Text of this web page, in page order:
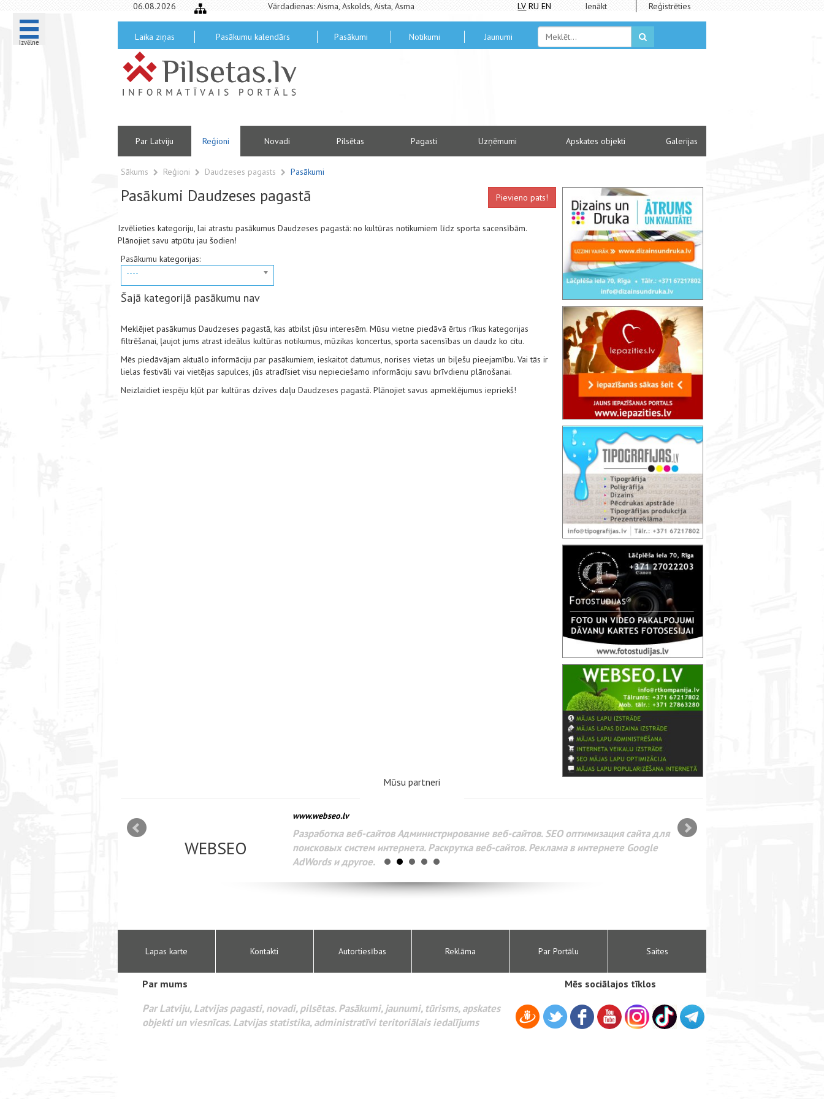
Izvēlne
06.08.2026 Vārdadienas: Aisma, Askolds, Aista, Asma LV RU EN Ienākt Reģistrēties
Laika ziņas Pasākumu kalendārs Pasākumi Notikumi Jaunumi
Par Latviju Reģioni Novadi Pilsētas Pagasti Uzņēmumi Apskates objekti Galerijas
Sākums Reģioni Daudzeses pagasts Pasākumi
Pasākumi Daudzeses pagastā Pievieno pats!
Izvēlieties kategoriju, lai atrastu pasākumus Daudzeses pagastā: no kultūras notikumiem līdz sporta sacensībām.
Plānojiet savu atpūtu jau šodien!
Pasākumu kategorijas:
----
Šajā kategorijā pasākumu nav
Meklējiet pasākumus Daudzeses pagastā, kas atbilst jūsu interesēm. Mūsu vietne piedāvā ērtus rīkus kategorijas
filtrēšanai, ļaujot jums atrast ideālus kultūras notikumus, mūzikas koncertus, sporta sacensības un daudz ko citu.
Mēs piedāvājam aktuālo informāciju par pasākumiem, ieskaitot datumus, norises vietas un biļešu pieejamību. Vai tās ir
lielas festivāli vai vietējas sapulces, jūs atradīsiet visu nepieciešamo informāciju savu brīvdienu plānošanai.
Neizlaidiet iespēju kļūt par kultūras dzīves daļu Daudzeses pagastā. Plānojiet savus apmeklējumus iepriekš!
Mūsu partneri
WEBSEO
www.webseo.lv
Разработка веб-сайтов Администрирование веб-сайтов. SEO оптимизация сайта для
поисковых систем интернета. Раскрутка веб-сайтов. Реклама в интернете Google
AdWords и другое.
Lapas karte Kontakti Autortiesības Reklāma Par Portālu Saites
Par mums
Par Latviju, Latvijas pagasti, novadi, pilsētas. Pasākumi, jaunumi, tūrisms, apskates
objekti un viesnīcas. Latvijas statistika, administratīvi teritoriālais iedalījums
Mēs sociālajos tīklos